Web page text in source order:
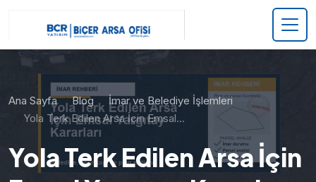
Ana Sayfa Blog
İmar ve Belediye İşlemleri
Yola Terk Edilen Arsa İçin Emsal…
Yola Terk Edilen Arsa İçin